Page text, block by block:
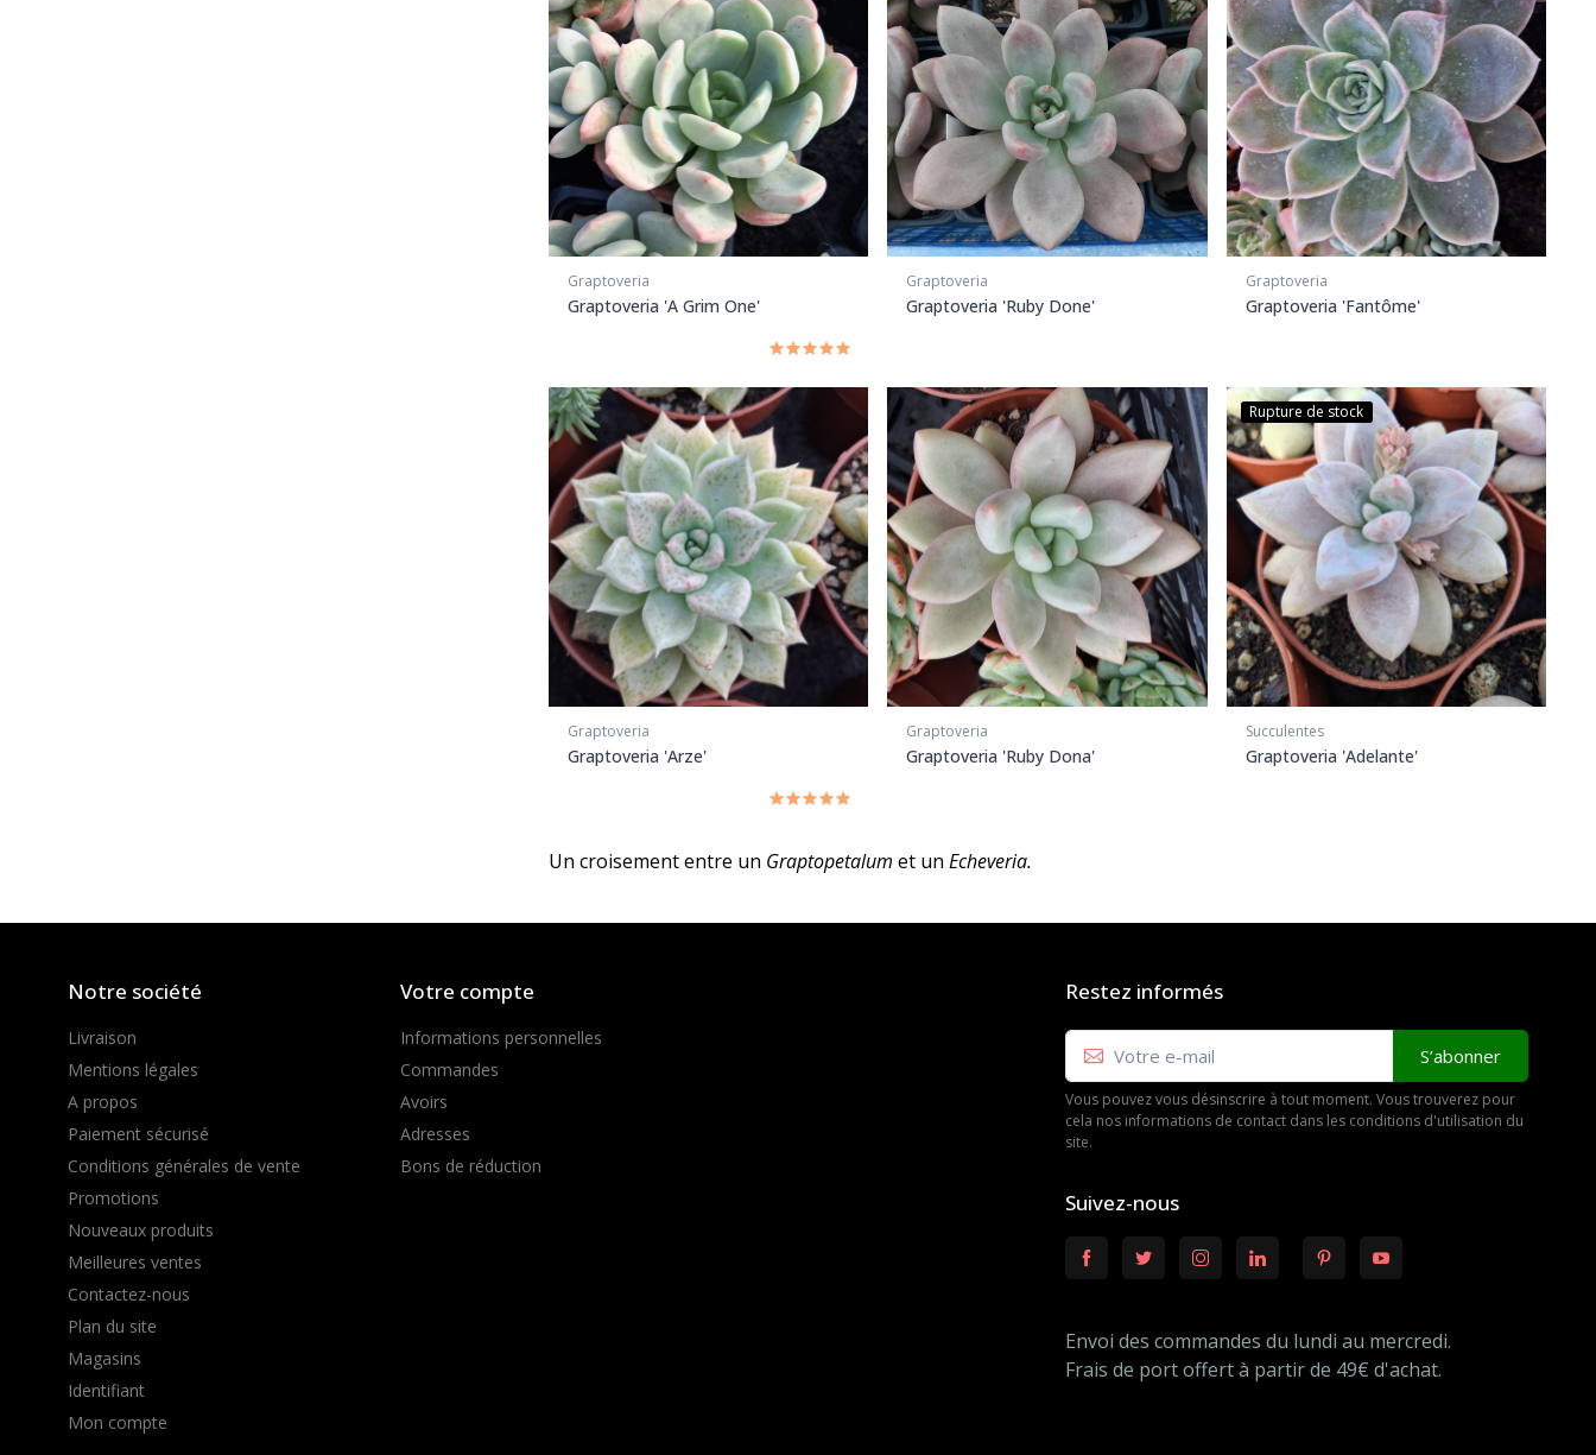
Un croisement entre un Graptopetalum et un Echeveria.
Graptoveria
Graptoveria 'A Grim One'
Graptoveria
Graptoveria 'Ruby Done'
Graptoveria
Graptoveria 'Fantôme'
Graptoveria
Graptoveria 'Arze'
Graptoveria
Graptoveria 'Ruby Dona'
Rupture de stock
Succulentes
Graptoveria 'Adelante'
Notre société
Livraison
Mentions légales
A propos
Paiement sécurisé
Conditions générales de vente
Promotions
Nouveaux produits
Meilleures ventes
Contactez-nous
Plan du site
Magasins
Identifiant
Mon compte
Votre compte
Informations personnelles
Commandes
Avoirs
Adresses
Bons de réduction
Restez informés
S’abonner
Vous pouvez vous désinscrire à tout moment. Vous trouverez pour
cela nos informations de contact dans les conditions d'utilisation du
site.
Suivez-nous
Envoi des commandes du lundi au mercredi.
Frais de port offert à partir de 49€ d'achat.